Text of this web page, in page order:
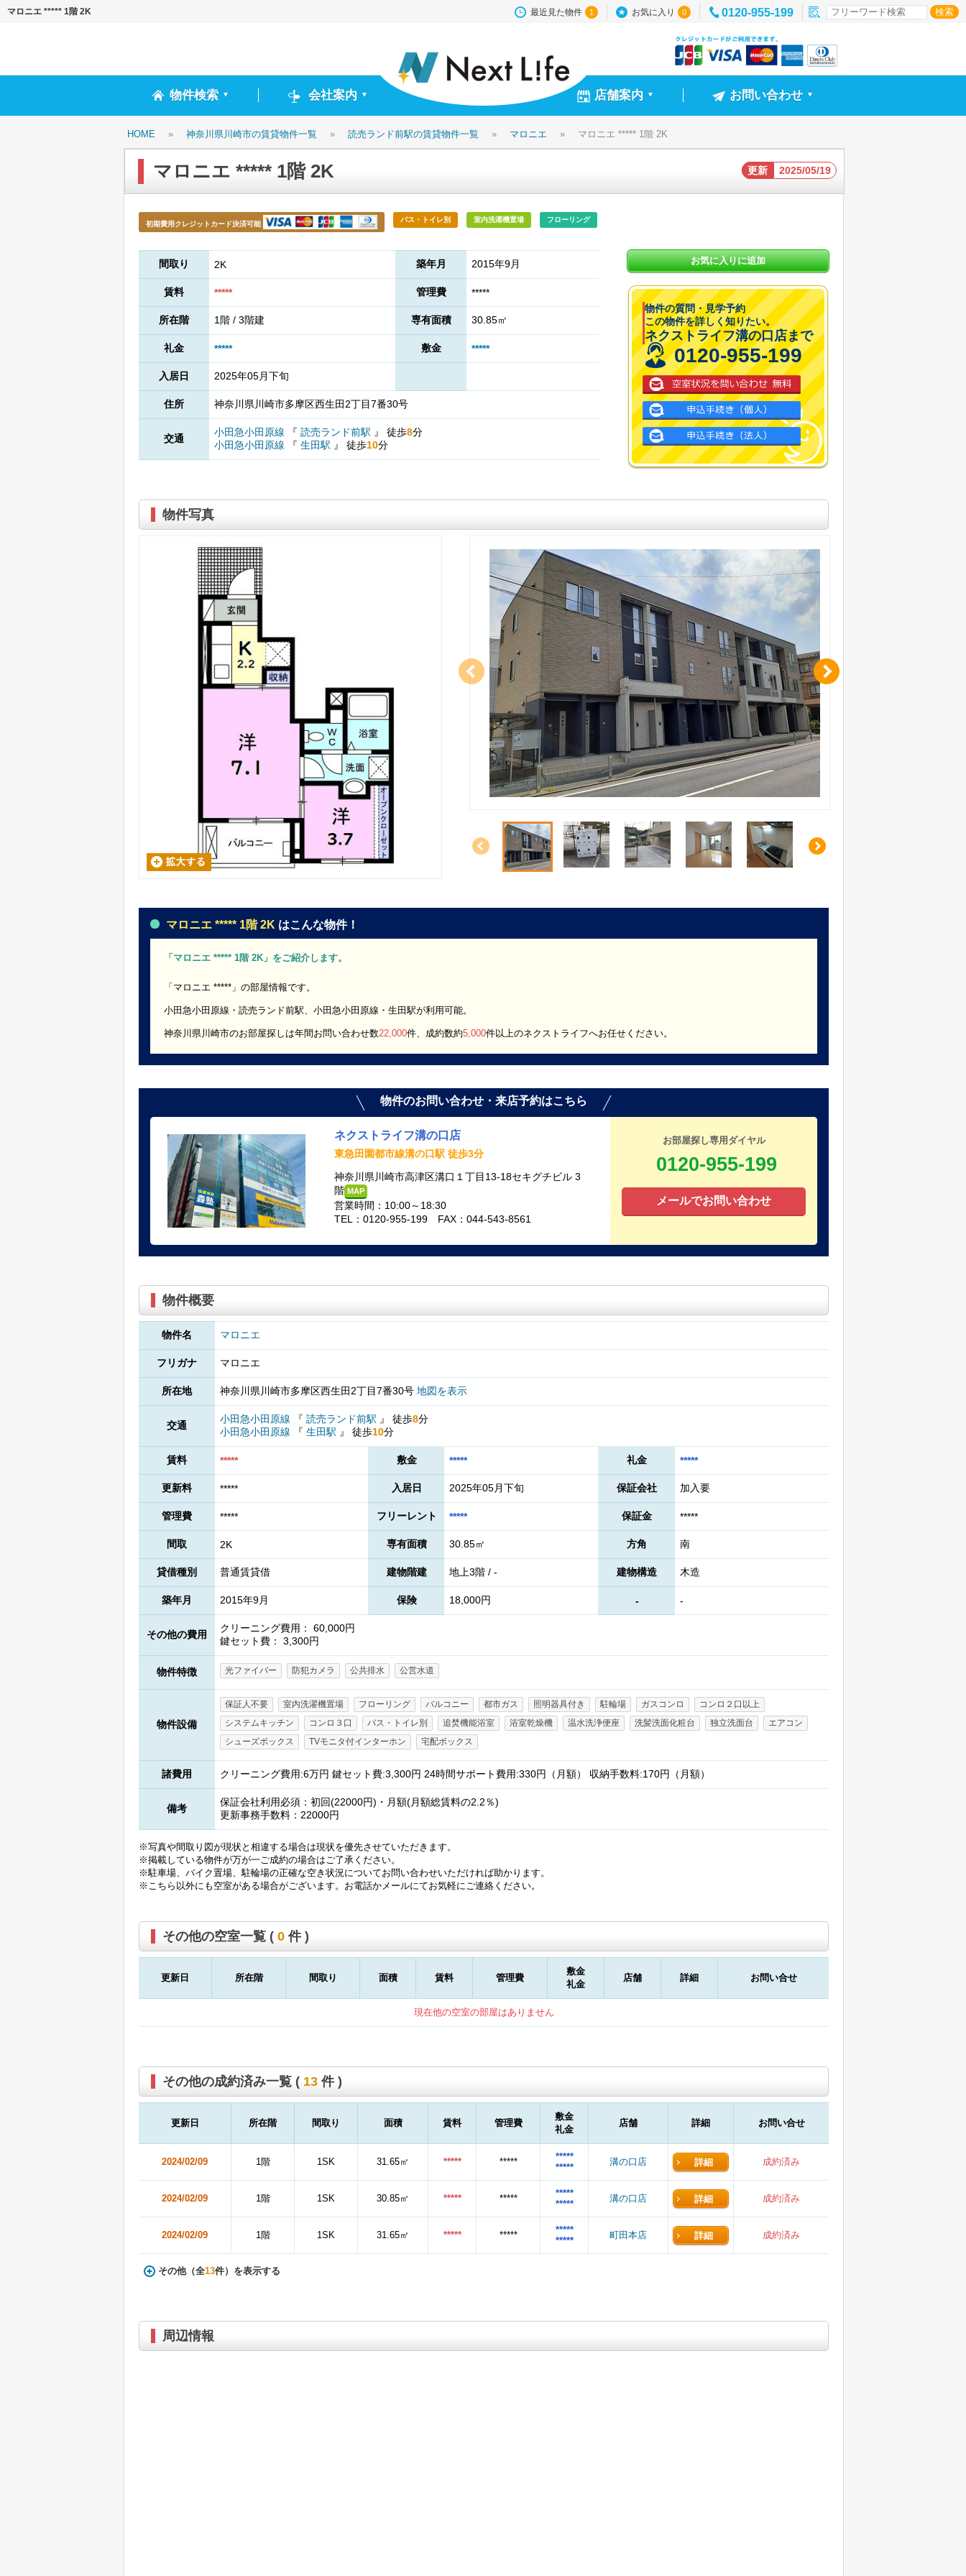
マロニエ ***** 1階 2K 最近見た物件 1 お気に入り 0 0120-955-199
物件検索 ▼ 会社案内 ▼ 店舗案内 ▼ お問い合わせ ▼
HOME » 神奈川県川崎市の賃貸物件一覧 » 読売ランド前駅の賃貸物件一覧 » マロニエ » マロニエ ***** 1階 2K
マロニエ ***** 1階 2K 更新 2025/05/19
初期費用クレジットカード決済可能
バス・トイレ別 室内洗濯機置場 フローリング
間取り 2K 築年月 2015年9月
賃料 ***** 管理費 *****
所在階 1階 / 3階建 専有面積 30.85㎡
礼金 ***** 敷金 *****
入居日 2025年05月下旬
住所 神奈川県川崎市多摩区西生田2丁目7番30号
交通
小田急小田原線 『 読売ランド前駅 』 徒歩8分
小田急小田原線
『 生田駅 』 徒歩10分
お気に入りに追加
物件の質問・見学予約
この物件を詳しく知りたい。
ネクストライフ溝の口店まで
0120-955-199
物件写真
マロニエ ***** 1階 2K はこんな物件！
「マロニエ ***** 1階 2K」をご紹介します。
「マロニエ *****」の部屋情報です。
小田急小田原線・読売ランド前駅、小田急小田原線・生田駅が利用可能。
神奈川県川崎市のお部屋探しは年間お問い合わせ数22,000件、成約数約5,000件以上のネクストライフへお任せください。
物件のお問い合わせ・来店予約はこちら
ネクストライフ溝の口店
東急田園都市線溝の口駅 徒歩3分
神奈川県川崎市高津区溝口１丁目13-18セキグチビル 3
階 MAP
営業時間：10:00～18:30
TEL：0120-955-199 FAX：044-543-8561
お部屋探し専用ダイヤル
0120-955-199
メールでお問い合わせ
物件概要
物件名 マロニエ
フリガナ マロニエ
所在地 神奈川県川崎市多摩区西生田2丁目7番30号 地図を表示
交通
小田急小田原線 『 読売ランド前駅 』 徒歩8分
小田急小田原線
『 生田駅 』 徒歩10分
賃料 ***** 敷金 ***** 礼金 *****
更新料 ***** 入居日 2025年05月下旬 保証会社 加入要
管理費 ***** フリーレント ***** 保証金 *****
間取 2K 専有面積 30.85㎡ 方角 南
貸借種別 普通賃貸借 建物階建 地上3階 / - 建物構造 木造
築年月 2015年9月 保険 18,000円 - -
その他の費用
クリーニング費用： 60,000円
鍵セット費： 3,300円
物件特徴 光ファイバー 防犯カメラ 公共排水 公営水道
物件設備
保証人不要 室内洗濯機置場 フローリング バルコニー 都市ガス 照明器具付き 駐輪場 ガスコンロ
コンロ２口以上
システムキッチン
コンロ３口 バス・トイレ別 追焚機能浴室 浴室乾燥機 温水洗浄便座 洗髪洗面化粧台 独立洗面台
エアコン
シューズボックス
TVモニタ付インターホン 宅配ボックス
諸費用 クリーニング費用:6万円 鍵セット費:3,300円 24時間サポート費用:330円（月額） 収納手数料:170円（月額）
備考
保証会社利用必須：初回(22000円)・月額(月額総賃料の2.2％)
更新事務手数料：22000円
※写真や間取り図が現状と相違する場合は現状を優先させていただきます。
※掲載している物件が万が一ご成約の場合はご了承ください。
※駐車場、バイク置場、駐輪場の正確な空き状況についてお問い合わせいただければ助かります。
※こちら以外にも空室がある場合がございます。お電話かメールにてお気軽にご連絡ください。
その他の空室一覧 ( 0 件 )
更新日 所在階 間取り 面積 賃料 管理費
敷金
礼金
店舗 詳細 お問い合せ
現在他の空室の部屋はありません
その他の成約済み一覧 ( 13 件 )
更新日 所在階 間取り 面積 賃料 管理費
敷金
礼金
店舗 詳細 お問い合せ
2024/02/09 1階 1SK 31.65㎡ ***** *****
*****
*****
溝の口店 詳細 成約済み
2024/02/09 1階 1SK 30.85㎡ ***** *****
*****
*****
溝の口店 詳細 成約済み
2024/02/09 1階 1SK 31.65㎡ ***** *****
*****
*****
町田本店 詳細 成約済み
その他（全13件）を表示する
周辺情報